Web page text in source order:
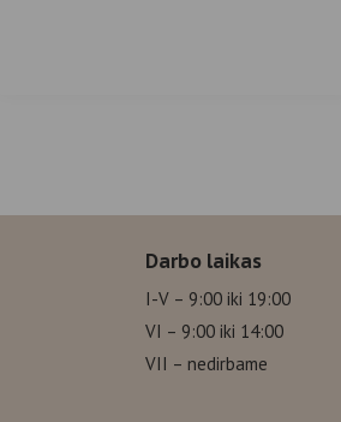
Darbo laikas
I-V – 9:00 iki 19:00
VI – 9:00 iki 14:00
VII – nedirbame